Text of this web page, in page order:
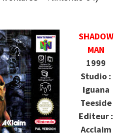
SHADOW
MAN
1999
Studio :
Iguana
Teeside
Editeur :
Acclaim